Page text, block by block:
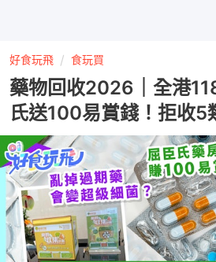
好食玩飛 食玩買
藥物回收2026｜全港
氏送100易賞錢！拒收5